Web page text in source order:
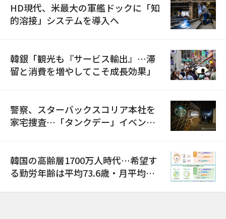
HD現代、米最大の軍艦ドックに「知
的溶接」システムを導入へ
韓銀「観光も『サービス輸出』…滞
留と消費を増やしてこそ成長効果」
警察、スターバックスコリア本社を
家宅捜査…「タンクデー」イベント
韓国の高齢層1700万人時代…希望す
る勤労年齢は平均73.6歳・月平均賃